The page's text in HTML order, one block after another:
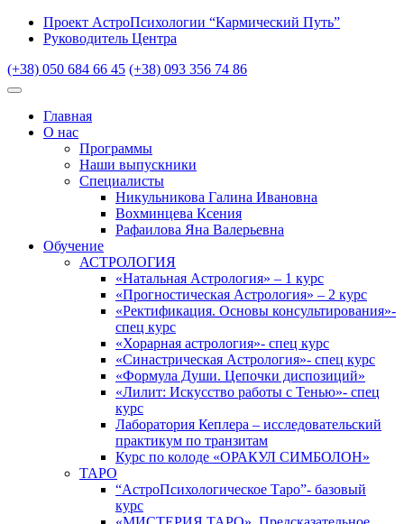
Проект АстроПсихологии “Кармический Путь”
Руководитель Центра
(+38) 050 684 66 45 (+38) 093 356 74 86
Главная
О нас
Программы
Наши выпускники
Специалисты
Никульникова Галина Ивановна
Вохминцева Ксения
Рафаилова Яна Валерьевна
Обучение
АСТРОЛОГИЯ
«Натальная Астрология» – 1 курс
«Прогностическая Астрология» – 2 курс
«Ректификация. Основы консультирования»-
спец курс
«Хорарная астрология»- спец курс
«Синастрическая Астрология»- спец курс
«Формула Души. Цепочки диспозиций»
«Лилит: Искусство работы с Тенью»- спец
курс
Лаборатория Кеплера – исследовательский
практикум по транзитам
Курс по колоде «ОРАКУЛ СИМБОЛОН»
ТАРО
“АстроПсихологическое Таро”- базовый
курс